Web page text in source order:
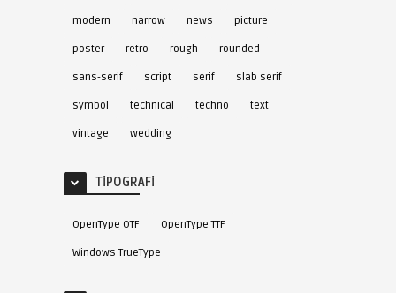
modern narrow news picture
poster retro rough rounded
sans-serif script serif slab serif
symbol technical techno text
vintage wedding
TIPOGRAFI
OpenType OTF OpenType TTF
Windows TrueType